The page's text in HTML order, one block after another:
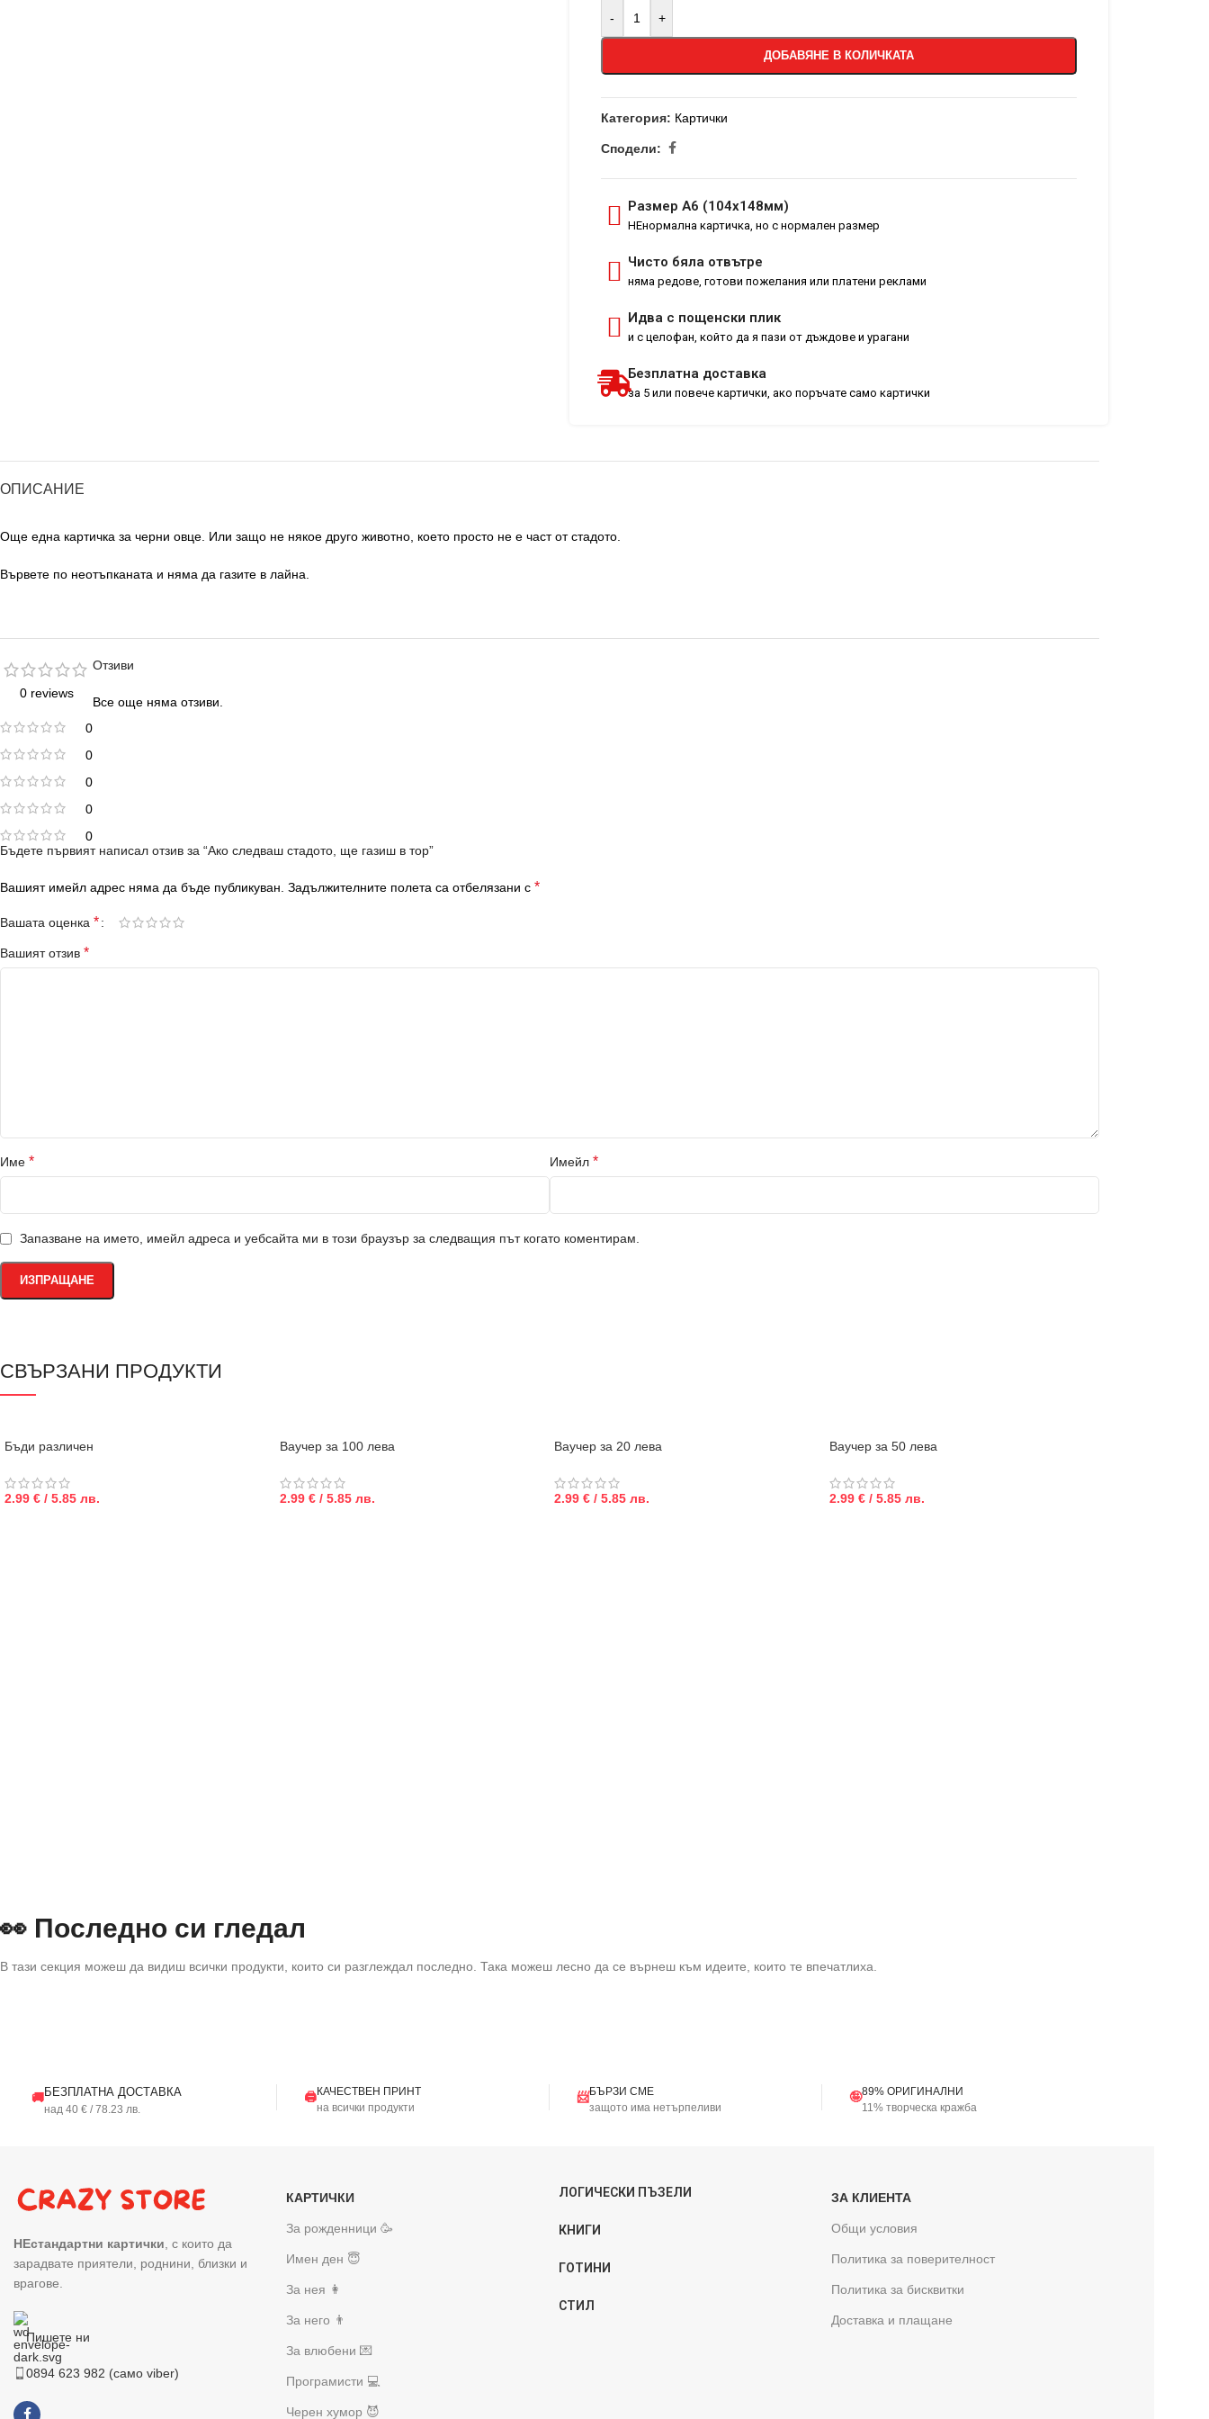
- +
ДОБАВЯНЕ В КОЛИЧКАТА
Категория: Картички
Сподели:
Размер А6 (104х148мм)
НЕнормална картичка, но с нормален размер
Чисто бяла отвътре
няма редове, готови пожелания или платени реклами
Идва с пощенски плик
и с целофан, който да я пази от дъждове и урагани
Безплатна доставка
за 5 или повече картички, ако поръчате само картички
ОПИСАНИЕ
Още една картичка за черни овце. Или защо не някое друго животно, което просто не е част от стадото.
Вървете по неотъпканата и няма да газите в лайна.
0 reviews
0
0
0
0
0
Отзиви
Все още няма отзиви.
Бъдете първият написал отзив за “Ако следваш стадото, ще газиш в тор”
Вашият имейл адрес няма да бъде публикуван. Задължителните полета са отбелязани с *
Вашата оценка *
Вашият отзив *
Име * Имейл *
Запазване на името, имейл адреса и уебсайта ми в този браузър за следващия път когато коментирам.
СВЪРЗАНИ ПРОДУКТИ
Бъди различен
2.99 € / 5.85 лв.
Ваучер за 100 лева
2.99 € / 5.85 лв.
Ваучер за 20 лева
2.99 € / 5.85 лв.
Ваучер за 50 лева
2.99 € / 5.85 лв.
👀 Последно си гледал
В тази секция можеш да видиш всички продукти, които си разглеждал последно. Така можеш лесно да се върнеш към идеите, които те впечатлиха.
🚚БЕЗПЛАТНА ДОСТАВКА
над 40 € / 78.23 лв.
🖨️КАЧЕСТВЕН ПРИНТ
на всички продукти
📨БЪРЗИ СМЕ
защото има нетърпеливи
🤪89% ОРИГИНАЛНИ
11% творческа кражба
НЕстандартни картички , с които да
зарадвате приятели, роднини, близки и
врагове.
Пишете ни
0894 623 982 (само viber)
КАРТИЧКИ
За рожденници 🥳
Имен ден 😇
За нея 👩
За него 👨
За влюбени 💌
Програмисти 💻
Черен хумор 😈
ЛОГИЧЕСКИ ПЪЗЕЛИ
КНИГИ
ГОТИНИ
СТИЛ
ЗА КЛИЕНТА
Общи условия
Политика за поверителност
Политика за бисквитки
Доставка и плащане